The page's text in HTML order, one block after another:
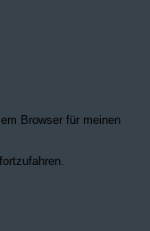
Browser für meinen